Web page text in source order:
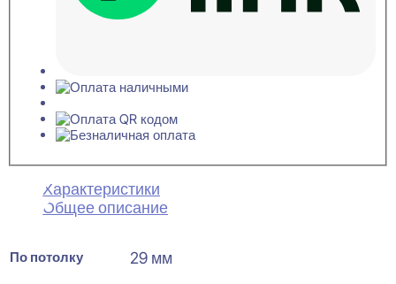
Характеристики
Общее описание
По потолку 29 мм